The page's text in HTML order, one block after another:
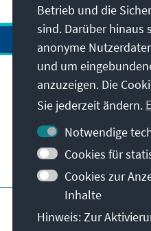
Anschrift
Kontakt
Besuchen Sie auch
Hauptseite der KAS
Betrieb und die
sind. Darüber hinaus
anonyme
und um
anzuzeigen. Die
Sie jederzeit ändern.
Notwendige
Cookies für
Cookies zur
Inhalte
Hinweis: Zur